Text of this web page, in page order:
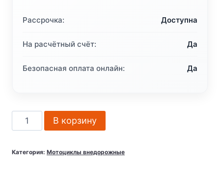
Рассрочка: Доступна
На расчётный счёт: Да
Безопасная оплата онлайн: Да
Количество
товара
кроссовый
В корзину
Категория: Мотоциклы внедорожные